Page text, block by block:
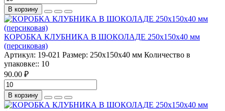
В корзину
КОРОБКА КЛУБНИКА В ШОКОЛАДЕ 250х150х40 мм
(персиковая)
Артикул: 19-021 Размер: 250х150х40 мм Количество в
упаковке:: 10
90.00 ₽
В корзину